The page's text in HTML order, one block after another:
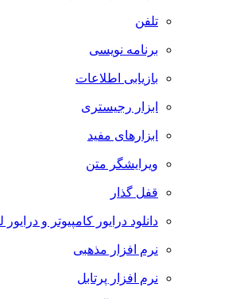
تلفن
برنامه نویسی
بازیابی اطلاعات
ابزار رجیستری
ابزارهای مفید
ویرایشگر متن
قفل گذار
دانلود درایور کامپیوتر و
نرم افزار مذهبی
نرم افزار پرتابل